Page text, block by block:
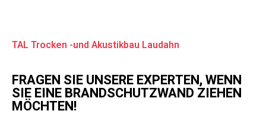
TAL Trocken -und Akustikbau Laudahn
FRAGEN SIE UNSERE EXPERTEN, WENN
SIE EINE BRANDSCHUTZWAND ZIEHEN
MÖCHTEN!